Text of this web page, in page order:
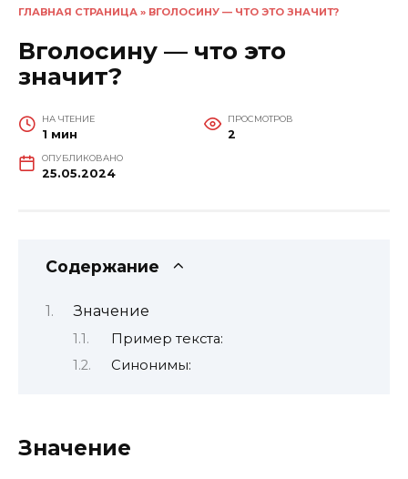
ГЛАВНАЯ СТРАНИЦА » ВГОЛОСИНУ — ЧТО ЭТО ЗНАЧИТ?
Вголосину — что это
значит?
НА ЧТЕНИЕ
1 мин
ПРОСМОТРОВ
2
ОПУБЛИКОВАНО
25.05.2024
Содержание
Значение
Пример текста:
Синонимы:
Значение